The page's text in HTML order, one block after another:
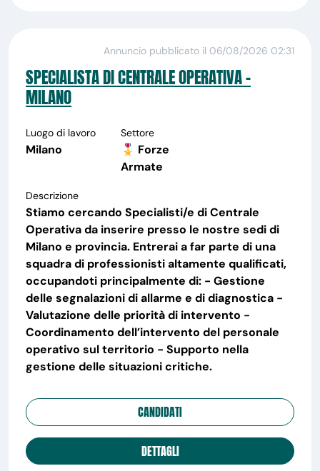
Annuncio pubblicato il 06/08/2026 02:31
SPECIALISTA DI CENTRALE OPERATIVA -
MILANO
Luogo di lavoro
Milano
Settore
🎖️ Forze
Armate
Descrizione
Stiamo cercando Specialisti/e di Centrale
Operativa da inserire presso le nostre sedi di
Milano e provincia. Entrerai a far parte di una
squadra di professionisti altamente qualificati,
occupandoti principalmente di: - Gestione
delle segnalazioni di allarme e di diagnostica -
Valutazione delle priorità di intervento -
Coordinamento dell’intervento del personale
operativo sul territorio - Supporto nella
gestione delle situazioni critiche.
CANDIDATI
DETTAGLI